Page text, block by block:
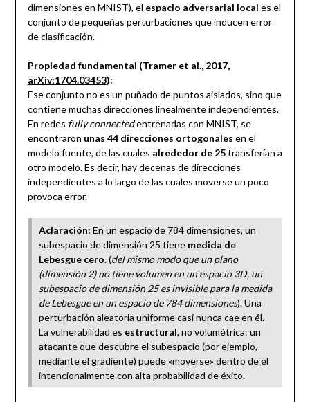
dimensiones en MNIST), el espacio adversarial local es el
conjunto de pequeñas perturbaciones que inducen error
de clasificación.
Propiedad fundamental (Tramer et al., 2017,
arXiv:1704.03453):
Ese conjunto no es un puñado de puntos aislados, sino que
contiene muchas direcciones linealmente independientes.
En redes fully connectedentrenadas con MNIST, se
encontraron unas 44 direcciones ortogonales en el
modelo fuente, de las cuales alrededor de 25transferían a
otro modelo. Es decir, hay decenas de direcciones
independientes a lo largo de las cuales moverse un poco
provoca error.
Aclaración: En un espacio de 784 dimensiones, un
subespacio de dimensión 25 tiene medida de
Lebesgue cero. (del mismo modo que un plano
(dimensión 2) no tiene volumen en un espacio 3D, un
subespacio de dimensión 25 es invisible para la medida
de Lebesgue en un espacio de 784 dimensiones). Una
perturbación aleatoria uniforme casi nunca cae en él.
La vulnerabilidad es estructural, no volumétrica: un
atacante que descubre el subespacio (por ejemplo,
mediante el gradiente) puede «moverse» dentro de él
intencionalmente con alta probabilidad de éxito.